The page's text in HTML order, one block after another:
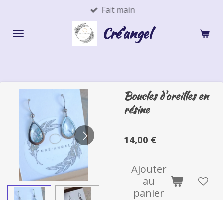
contenu
Cré'angel
Fait main
Boucles d'oreilles en
résine
14,00 €
Ajouter
au
panier